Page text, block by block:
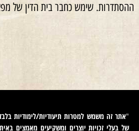
ההסתדרות. שימש כחבר בית הדין של
"אתר זה משמש למטרות תיעודיות/לימודיות
של בעלי זכויות יוצרים ומשקיעים מאמצים